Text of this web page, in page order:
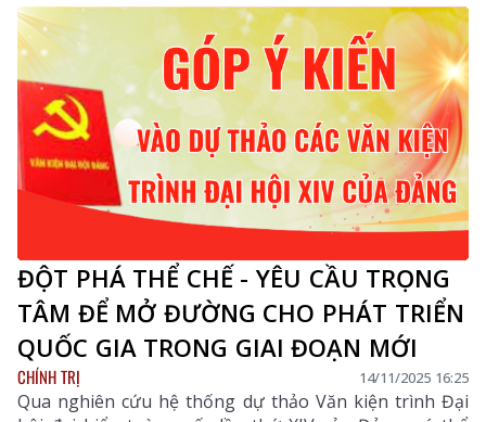
ĐỘT PHÁ THỂ CHẾ - YÊU CẦU TRỌNG
TÂM ĐỂ MỞ ĐƯỜNG CHO PHÁT TRIỂN
QUỐC GIA TRONG GIAI ĐOẠN MỚI
CHÍNH TRỊ 14/11/2025 16:25
Qua nghiên cứu hệ thống dự thảo Văn kiện trình Đại